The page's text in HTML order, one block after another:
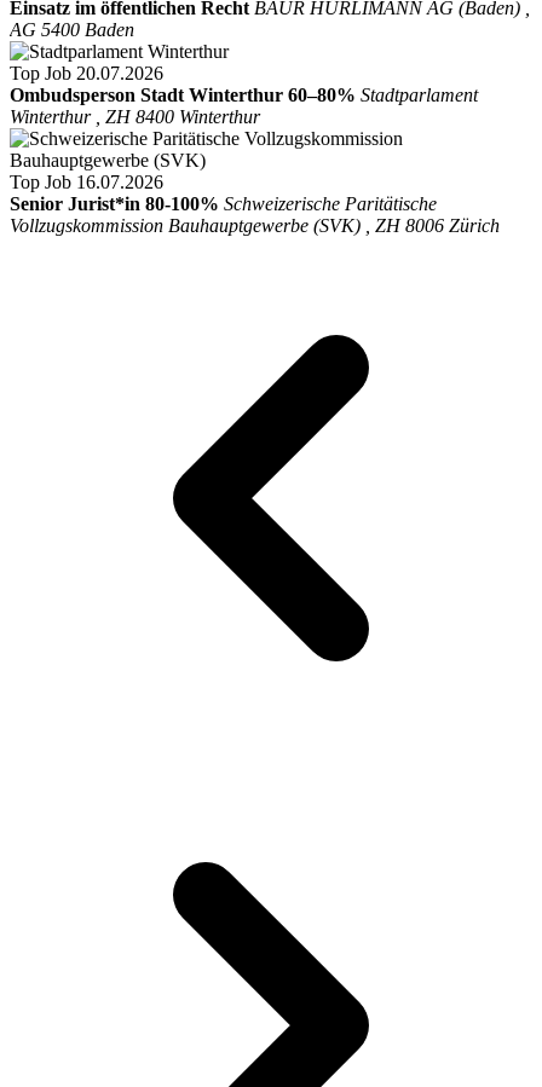
Einsatz im öffentlichen Recht BAUR HÜRLIMANN AG (Baden) ,
AG 5400 Baden
Top Job 20.07.2026
Ombudsperson Stadt Winterthur 60–80% Stadtparlament
Winterthur , ZH 8400 Winterthur
Top Job 16.07.2026
Senior Jurist*in 80-100% Schweizerische Paritätische
Vollzugskommission Bauhauptgewerbe (SVK) , ZH 8006 Zürich